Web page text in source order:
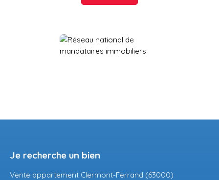
Je recherche un bien
Vente appartement Clermont-Ferrand (63000)